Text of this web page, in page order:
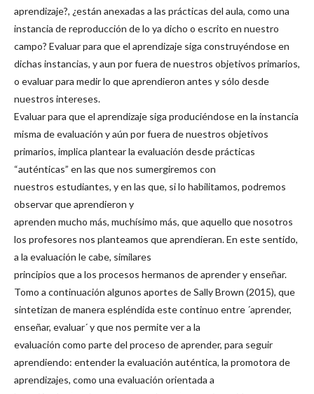
aprendizaje?, ¿están anexadas a las prácticas del aula, como una
instancia de reproducción de lo ya dicho o escrito en nuestro
campo? Evaluar para que el aprendizaje siga construyéndose en
dichas instancias, y aun por fuera de nuestros objetivos primarios,
o evaluar para medir lo que aprendieron antes y sólo desde
nuestros intereses.
Evaluar para que el aprendizaje siga produciéndose en la instancia
misma de evaluación y aún por fuera de nuestros objetivos
primarios, implica plantear la evaluación desde prácticas
“auténticas” en las que nos sumergiremos con
nuestros estudiantes, y en las que, si lo habilitamos, podremos
observar que aprendieron y
aprenden mucho más, muchísimo más, que aquello que nosotros
los profesores nos planteamos que aprendieran. En este sentido,
a la evaluación le cabe, similares
principios que a los procesos hermanos de aprender y enseñar.
Tomo a continuación algunos aportes de Sally Brown (2015), que
sintetizan de manera espléndida este continuo entre ´aprender,
enseñar, evaluar´ y que nos permite ver a la
evaluación como parte del proceso de aprender, para seguir
aprendiendo: entender la evaluación auténtica, la promotora de
aprendizajes, como una evaluación orientada a